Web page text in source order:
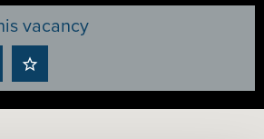
vacancy